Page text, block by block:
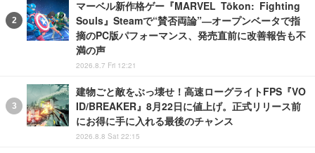
マーベル新作格ゲー『MARVEL Tōkon: Fighting
Souls』Steamで“賛否両論”―オープンベータで指
摘のPC版パフォーマンス、発売直前に改善報告も不
満の声
2026.8.7 Fri 12:21
建物ごと敵をぶっ壊せ！高速ローグライトFPS『VO
ID/BREAKER』8月22日に値上げ。正式リリース前
にお得に手に入れる最後のチャンス
2026.8.8 Sat 22:15